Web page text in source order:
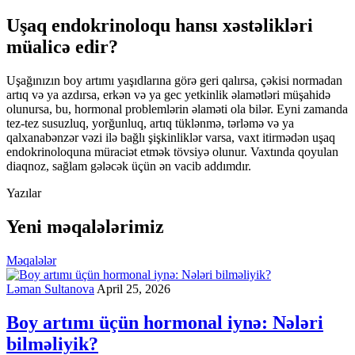
Uşaq endokrinoloqu hansı xəstəlikləri
müalicə edir?
Uşağınızın boy artımı yaşıdlarına görə geri qalırsa, çəkisi normadan
artıq və ya azdırsa, erkən və ya gec yetkinlik əlamətləri müşahidə
olunursa, bu, hormonal problemlərin əlaməti ola bilər. Eyni zamanda
tez-tez susuzluq, yorğunluq, artıq tüklənmə, tərləmə və ya
qalxanabənzər vəzi ilə bağlı şişkinliklər varsa, vaxt itirmədən uşaq
endokrinoloquna müraciət etmək tövsiyə olunur. Vaxtında qoyulan
diaqnoz, sağlam gələcək üçün ən vacib addımdır.
Yazılar
Yeni məqalələrimiz
Məqalələr
Ləman Sultanova April 25, 2026
Boy artımı üçün hormonal iynə: Nələri
bilməliyik?